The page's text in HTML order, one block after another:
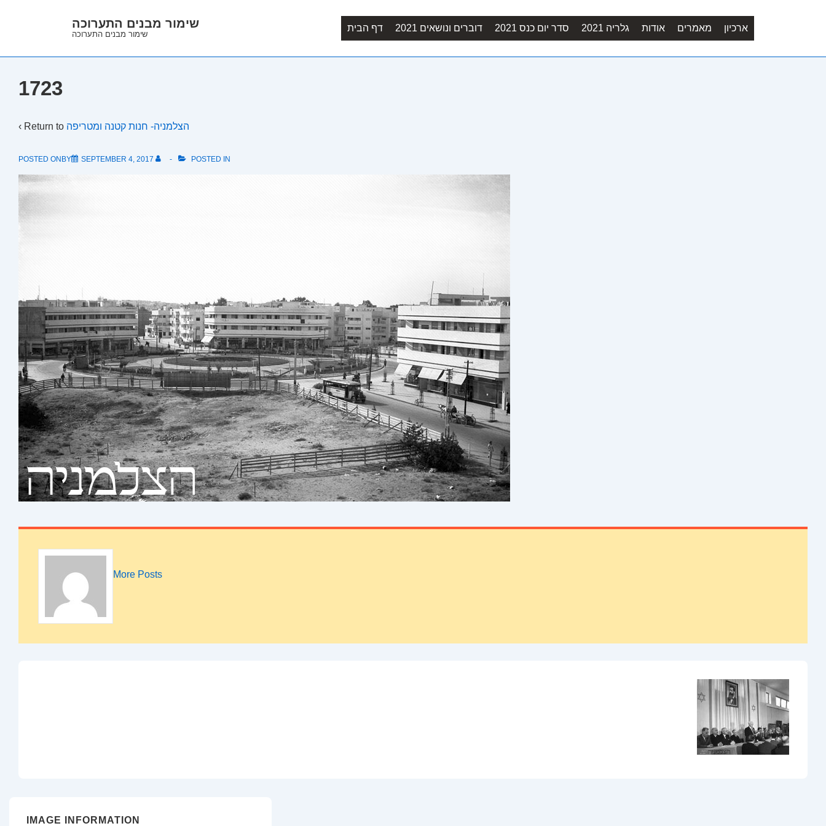
Main
שימור מבנים התערוכה
שימור מבנים התערוכה
Main
Navigation
דף הבית דוברים ונושאים 2021 סדר יום כנס 2021 גלריה 2021 אודות מאמרים ארכיון
1723
‹ Return to הצלמניה- חנות קטנה ומטריפה
POSTED ONBY SEPTEMBER 4, 2017 POSTED IN
More Posts
IMAGE INFORMATION